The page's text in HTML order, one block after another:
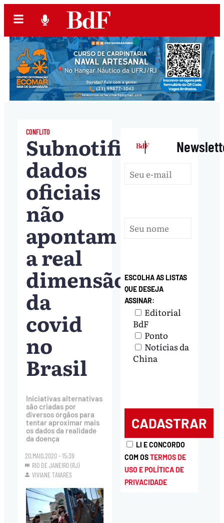
CONFLITO
Subnotificação:
dados
oficiais
não
apontam
a real
dimensão
da
covid
no
Brasil
Iniciativas alternativas
são criadas por
diversos órgãos para
tentar aproximar mais
os dados da realidade
da doença
20.MAIO.2020 - 15:39
RIO DE JANEIRO (RJ)
VIVIANE TAVARES
|
ESCOLHA AS LISTAS
QUE DESEJA
ASSINAR:
Editorial
BdF
Ponto
Notícias da
China
LI E CONCORDO
COM OSTERMOS DE
USO E POLÍTICA DE
PRIVACIDADE